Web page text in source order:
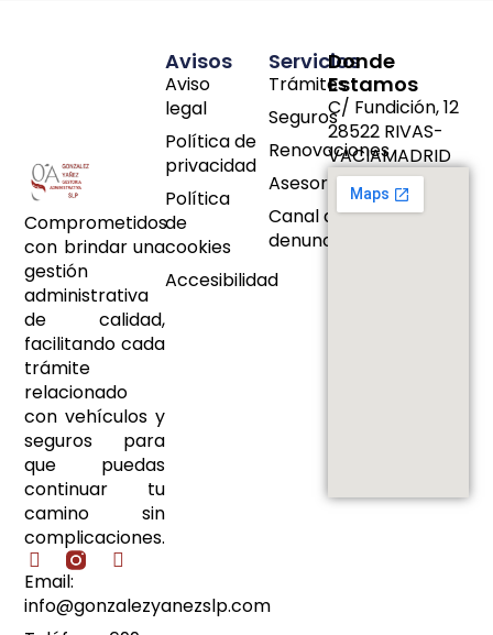
Comprometidos
con brindar una
gestión
administrativa
de calidad,
facilitando cada
trámite
relacionado
con vehículos y
seguros para
que puedas
continuar tu
camino sin
complicaciones.
Email:
info@gonzalezyanezslp.com
Servicios
Trámites
Seguros
Renovaciones
Asesoramiento
Canal de
denuncias
Avisos
Aviso
legal
Política de
privacidad
Política
de
cookies
Accesibilidad
Donde
Estamos
C/ Fundición, 12
28522 RIVAS-
VACIAMADRID